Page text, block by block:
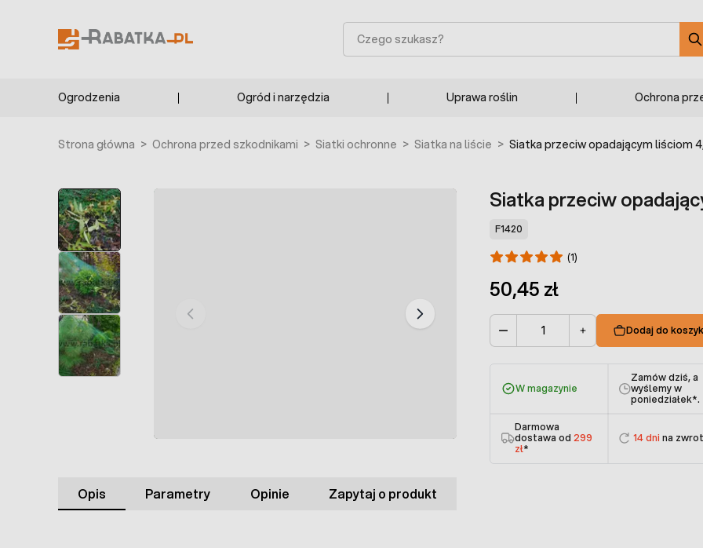
Szukaj
Ogrodzenia Ogród i narzędzia Uprawa roślin Ochrona
Strona główna > Ochrona przed szkodnikami > Siatki ochronne > Siatka na liście > Siatka przeciw opadającym liściom
Siatka przeciw
F1420
(1)
50,45 zł
Dodaj do
W magazynie
Zamów dziś, a
wyślemy w
poniedziałek*.
Darmowa
dostawa od299
zł*
14 dni na
Opis Parametry Opinie Zapytaj o produkt